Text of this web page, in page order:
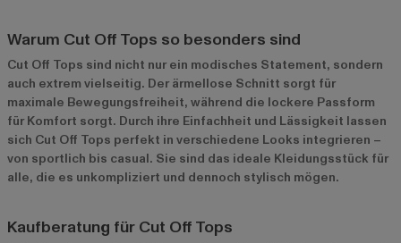
Warum Cut Off Tops so besonders sind
Cut Off Tops sind nicht nur ein modisches Statement, sondern
auch extrem vielseitig. Der ärmellose Schnitt sorgt für
maximale Bewegungsfreiheit, während die lockere Passform
für Komfort sorgt. Durch ihre Einfachheit und Lässigkeit lassen
sich Cut Off Tops perfekt in verschiedene Looks integrieren –
von sportlich bis casual. Sie sind das ideale Kleidungsstück für
alle, die es unkompliziert und dennoch stylisch mögen.
Kaufberatung für Cut Off Tops